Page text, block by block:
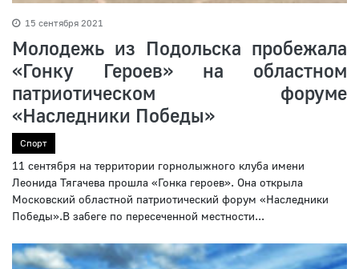
15 сентября 2021
Молодежь из Подольска пробежала
«Гонку Героев» на областном
патриотическом форуме
«Наследники Победы»
Спорт
11 сентября на территории горнолыжного клуба имени
Леонида Тягачева прошла «Гонка героев». Она открыла
Московский областной патриотический форум «Наследники
Победы».В забеге по пересеченной местности...